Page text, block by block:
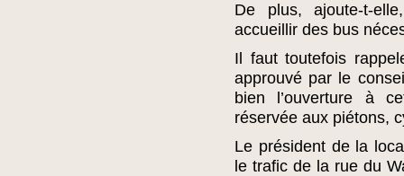
De plus, ajoute-t-
accueillir des bus
Il faut toutefois
approuvé par le
bien l’ouverture à
réservée aux piétons,
Le président de la
le trafic de la rue du